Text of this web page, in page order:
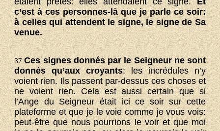
c’est à ces personnes-là que je parle ce soir:
à celles qui attendent le signe, le signe de Sa
venue.
37Ces signes donnés par le Seigneur ne sont
donnés qu’aux croyants; les incrédules n’y
voient rien. Ils passent par-dessus ces choses et
ne voient rien. Cela est aussi certain que si
l’Ange du Seigneur était ici ce soir sur cette
plateforme et que je le voie comme je vous vois:
peut-être que nous pourrions le voir et que moi